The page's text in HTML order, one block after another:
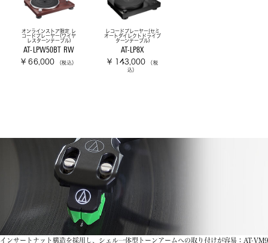
オンラインストア限定 レ
コードプレーヤー(ワイヤ
レスターンテーブル)
AT-LPW50BT RW
¥ 66,000 （税込）
レコードプレーヤー(セミ
オートダイレクトドライブ
ターンテーブル)
AT-LP8X
¥ 143,000
（税
込）
インサートナット構造を採用し、シェル一体型トーンアームへの取り付けが容易：AT-VM9